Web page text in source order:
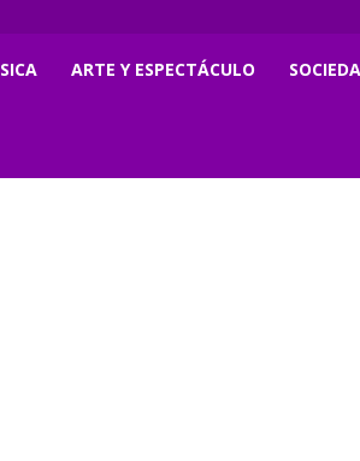
ARTE Y ESPECTÁCULO